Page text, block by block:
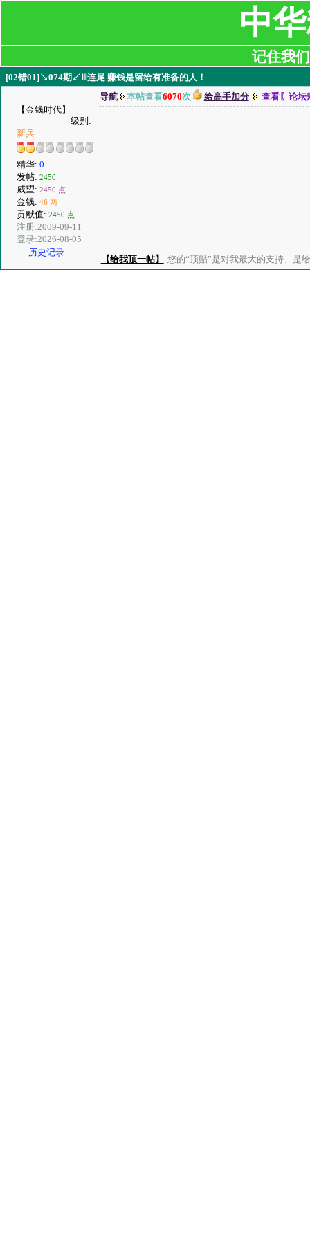
中
记住我
[02错01]↘074期↙Ⅲ连尾 赚钱是留给有准备的人！
【金钱时代】
级别:
新兵
精华: 0
发帖: 2450
威望: 2450 点
金钱: 46 两
贡献值: 2450 点
注册:2009-09-11
登录:2026-08-05
历史记录
导航 本帖查看6070次 给高手加分 查看〖论坛
【给我顶一帖】 您的“顶贴”是对我最大的支持、是